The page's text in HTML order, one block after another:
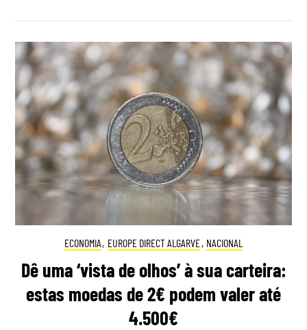
ECONOMIA, EUROPE DIRECT ALGARVE, NACIONAL
Dê uma ‘vista de olhos’ à sua carteira:
estas moedas de 2€ podem valer até
4.500€